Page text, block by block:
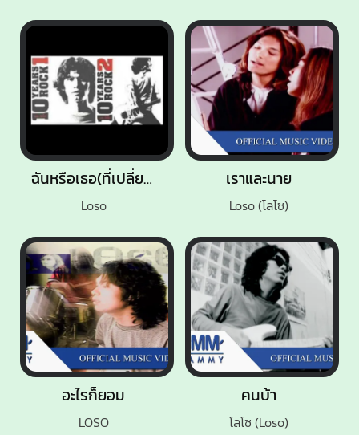
เราและนาย
Loso (โลโซ)
อะไรก็ยอม
LOSO
คนบ้า
โลโซ (Loso)
ฉันหรือเธอ(ที่เปลี่ยนไป)
Loso